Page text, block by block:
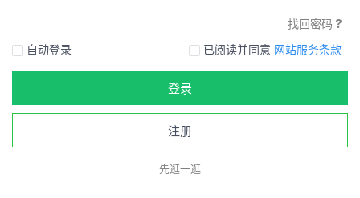
找回密码
自动登录
已阅读并同意 网站服务条款
登录
注册
先逛一逛